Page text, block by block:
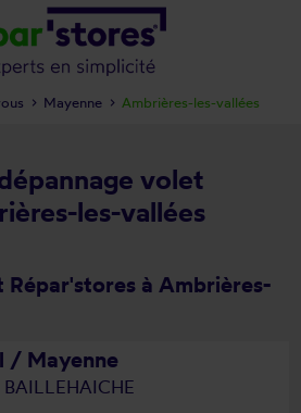
volet
les-vallées
à Ambrières-
/ Mayenne
BAILLEHAICHE
Mayenne Ambrières-les-vallées